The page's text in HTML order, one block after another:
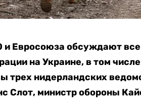
и Евросоюза обсуждают
на Украине, в том
трех нидерландских
Слот, министр обороны